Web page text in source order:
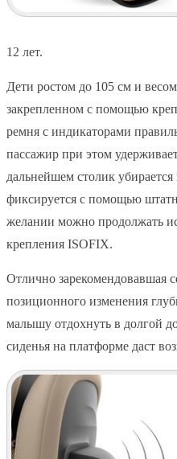
12 лет.
Дети ростом до 105 см и
закрепленном с помощью
ремня с индикаторами
пассажир при этом
дальнейшем столик
фиксируется с помощью
желании можно продолжать
крепления ISOFIX.
Отлично зарекомендовавшая
позиционного изменения
малышу отдохнуть в долгой
сиденья на платформе даст